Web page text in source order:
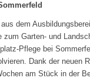
dem
zum Garten- und
Pflege bei
Dank der neuen
am Stück in der